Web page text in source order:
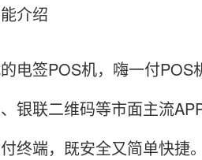
介绍
电签POS机，嗨一付
银联二维码等市面主流
终端，既安全又简单快捷。